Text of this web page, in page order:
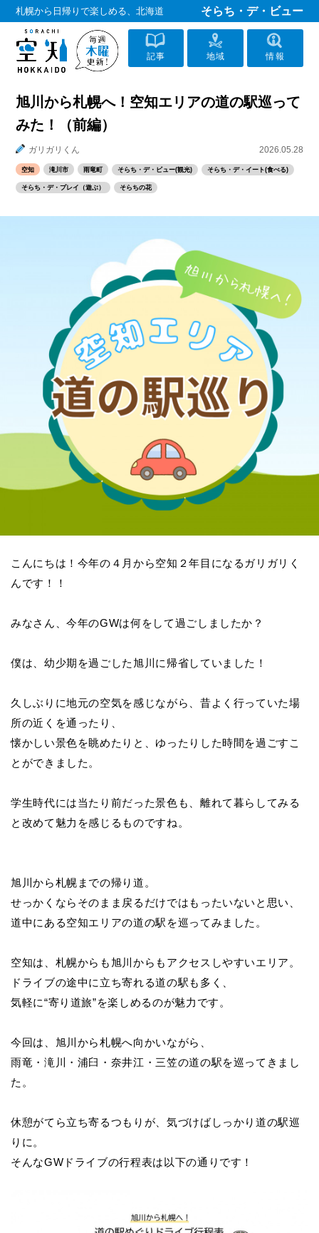
札幌から日帰りで楽しめる、北海道 そらち・デ・ビュー
記事 地域 情報
旭川から札幌へ！空知エリアの道の駅巡って
みた！（前編）
ガリガリくん 2026.05.28
空知 滝川市 雨竜町 そらち・デ・ビュー(観光) そらち・デ・イート(食べる)
そらち・デ・プレイ（遊ぶ） そらちの花
こんにちは！今年の４月から空知２年目になるガリガリく
んです！！
みなさん、今年のGWは何をして過ごしましたか？
僕は、幼少期を過ごした旭川に帰省していました！
久しぶりに地元の空気を感じながら、昔よく行っていた場
所の近くを通ったり、
懐かしい景色を眺めたりと、ゆったりした時間を過ごすこ
とができました。
学生時代には当たり前だった景色も、離れて暮らしてみる
と改めて魅力を感じるものですね。
旭川から札幌までの帰り道。
せっかくならそのまま戻るだけではもったいないと思い、
道中にある空知エリアの道の駅を巡ってみました。
空知は、札幌からも旭川からもアクセスしやすいエリア。
ドライブの途中に立ち寄れる道の駅も多く、
気軽に“寄り道旅”を楽しめるのが魅力です。
今回は、旭川から札幌へ向かいながら、
雨竜・滝川・浦臼・奈井江・三笠の道の駅を巡ってきまし
た。
休憩がてら立ち寄るつもりが、気づけばしっかり道の駅巡
りに。
そんなGWドライブの行程表は以下の通りです！